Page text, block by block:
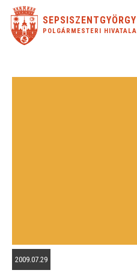
SEPSISZENTGYÖRGY
POLGÁRMESTERI HIVATALA
2009.07.29